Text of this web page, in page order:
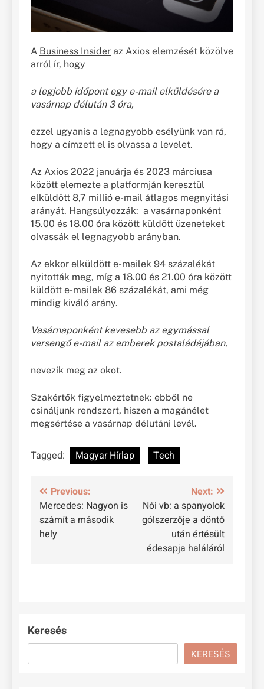
A Business Insider az Axios elemzését közölve
arról ír, hogy
a legjobb időpont egy e-mail elküldésére a
vasárnap délután 3 óra,
ezzel ugyanis a legnagyobb esélyünk van rá,
hogy a címzett el is olvassa a levelet.
Az Axios 2022 januárja és 2023 márciusa
között elemezte a platformján keresztül
elküldött 8,7 millió e-mail átlagos megnyitási
arányát. Hangsúlyozzák: a vasárnaponként
15.00 és 18.00 óra között küldött üzeneteket
olvassák el legnagyobb arányban.
Az ekkor elküldött e-mailek 94 százalékát
nyitották meg, míg a 18.00 és 21.00 óra között
küldött e-mailek 86 százalékát, ami még
mindig kiváló arány.
Vasárnaponként kevesebb az egymással
versengő e-mail az emberek postaládájában,
nevezik meg az okot.
Szakértők figyelmeztetnek: ebből ne
csináljunk rendszert, hiszen a magánélet
megsértése a vasárnap délutáni levél.
Tagged: Magyar Hírlap Tech
Bejegyzés
navigáció
Previous:
Mercedes: Nagyon is
számít a második
hely
Next:
Női vb: a spanyolok
gólszerzője a döntő
után értésült
édesapja haláláról
Keresés
KERESÉS